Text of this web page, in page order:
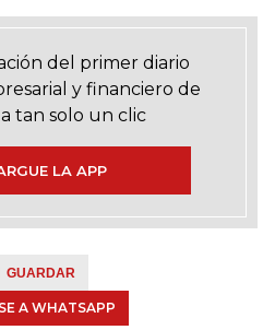
del primer diario
y financiero de
tan solo un clic
LA APP
GUARDAR
A WHATSAPP